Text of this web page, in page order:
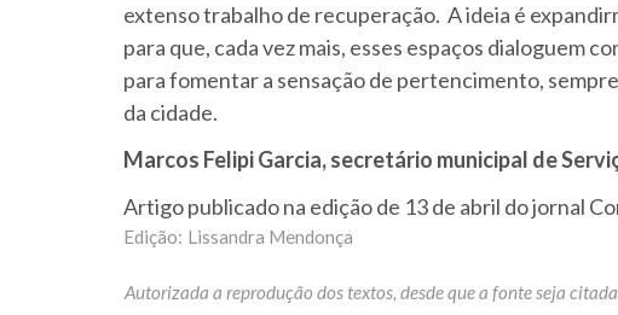
extenso trabalho de recuperação. A ideia é
para que, cada vez mais, esses espaços dialoguem
para fomentar a sensação de pertencimento,
da cidade.
Marcos Felipi Garcia, secretário municipal de
Artigo publicado na edição de 13 de abril do jornal
Lissandra Mendonça